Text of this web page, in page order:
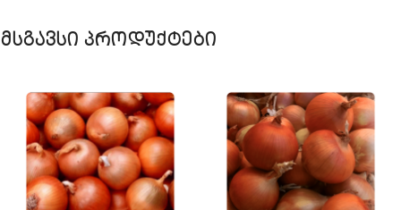
მსგავსი პროდუქტები